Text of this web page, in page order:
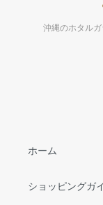
沖縄のホタル
ホーム
ショッピングガ